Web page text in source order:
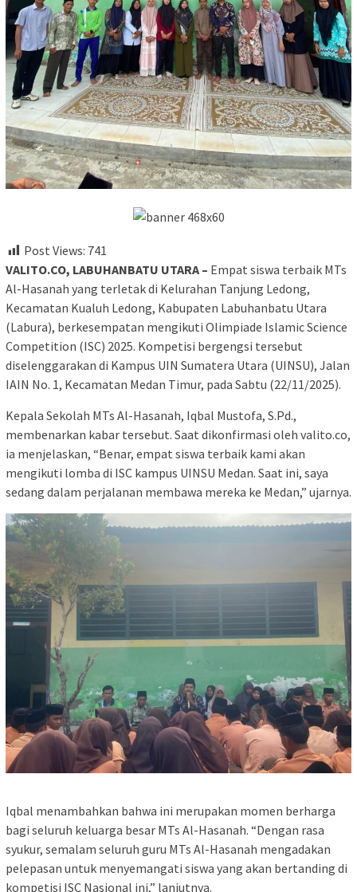
Post Views: 741
VALITO.CO, LABUHANBATU UTARA – Empat siswa terbaik MTs
Al-Hasanah yang terletak di Kelurahan Tanjung Ledong,
Kecamatan Kualuh Ledong, Kabupaten Labuhanbatu Utara
(Labura), berkesempatan mengikuti Olimpiade Islamic Science
Competition (ISC) 2025. Kompetisi bergengsi tersebut
diselenggarakan di Kampus UIN Sumatera Utara (UINSU), Jalan
IAIN No. 1, Kecamatan Medan Timur, pada Sabtu (22/11/2025).
Kepala Sekolah MTs Al-Hasanah, Iqbal Mustofa, S.Pd.,
membenarkan kabar tersebut. Saat dikonfirmasi oleh valito.co,
ia menjelaskan, “Benar, empat siswa terbaik kami akan
mengikuti lomba di ISC kampus UINSU Medan. Saat ini, saya
sedang dalam perjalanan membawa mereka ke Medan,” ujarnya.
Iqbal menambahkan bahwa ini merupakan momen berharga
bagi seluruh keluarga besar MTs Al-Hasanah. “Dengan rasa
syukur, semalam seluruh guru MTs Al-Hasanah mengadakan
pelepasan untuk menyemangati siswa yang akan bertanding di
kompetisi ISC Nasional ini,” lanjutnya.